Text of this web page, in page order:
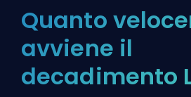
Quanto
avviene il
decadimento